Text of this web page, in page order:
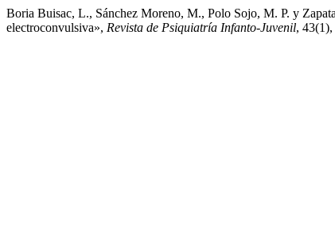
Boria Buisac, L., Sánchez Moreno, M., Polo Sojo, M. P. y
electroconvulsiva», Revista de Psiquiatría Infanto-Juvenil,